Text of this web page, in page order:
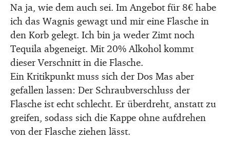
Na ja, wie dem auch sei. Im Angebot für 8€ habe
ich das Wagnis gewagt und mir eine Flasche in
den Korb gelegt. Ich bin ja weder Zimt noch
Tequila abgeneigt. Mit 20% Alkohol kommt
dieser Verschnitt in die Flasche.
Ein Kritikpunkt muss sich der Dos Mas aber
gefallen lassen: Der Schraubverschluss der
Flasche ist echt schlecht. Er überdreht, anstatt zu
greifen, sodass sich die Kappe ohne aufdrehen
von der Flasche ziehen lässt.